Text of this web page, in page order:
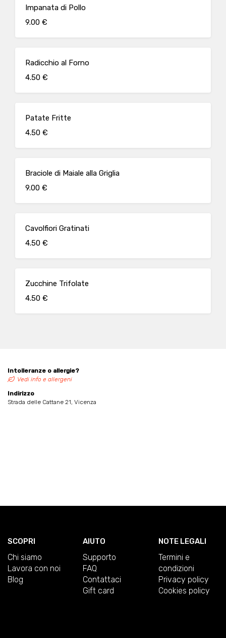
Impanata di Pollo
9.00 €
Radicchio al Forno
4.50 €
Patate Fritte
4.50 €
Braciole di Maiale alla Griglia
9.00 €
Cavolfiori Gratinati
4.50 €
Zucchine Trifolate
4.50 €
Intolleranze o allergie?
Vedi info e allergeni
Indirizzo
Strada delle Cattane 21, Vicenza
SCOPRI
Chi siamo
Lavora con noi
Blog
AIUTO
Supporto
FAQ
Contattaci
Gift card
NOTE LEGALI
Termini e
condizioni
Privacy policy
Cookies policy